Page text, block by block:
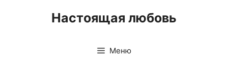
Настоящая любовь
Меню